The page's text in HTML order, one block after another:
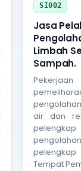
SI002
Jasa
Limbah
Sampah.
air dan
Tempat